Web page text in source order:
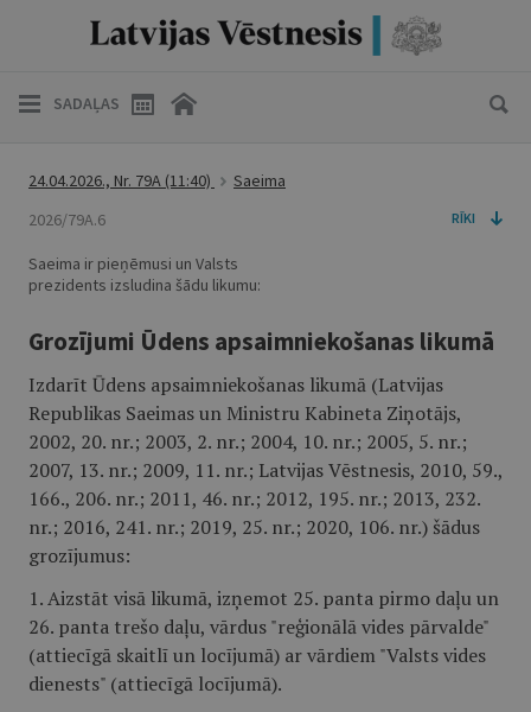
SADAĻAS
24.04.2026., Nr. 79A (11:40)
Saeima
2026/79A.6
RĪKI
Saeima ir pieņēmusi un Valsts
prezidents izsludina šādu likumu:
Grozījumi Ūdens apsaimniekošanas likumā
Izdarīt Ūdens apsaimniekošanas likumā (Latvijas
Republikas Saeimas un Ministru Kabineta Ziņotājs,
2002, 20. nr.; 2003, 2. nr.; 2004, 10. nr.; 2005, 5. nr.;
2007, 13. nr.; 2009, 11. nr.; Latvijas Vēstnesis, 2010, 59.,
166., 206. nr.; 2011, 46. nr.; 2012, 195. nr.; 2013, 232.
nr.; 2016, 241. nr.; 2019, 25. nr.; 2020, 106. nr.) šādus
grozījumus:
1. Aizstāt visā likumā, izņemot 25. panta pirmo daļu un
26. panta trešo daļu, vārdus "reģionālā vides pārvalde"
(attiecīgā skaitlī un locījumā) ar vārdiem "Valsts vides
dienests" (attiecīgā locījumā).